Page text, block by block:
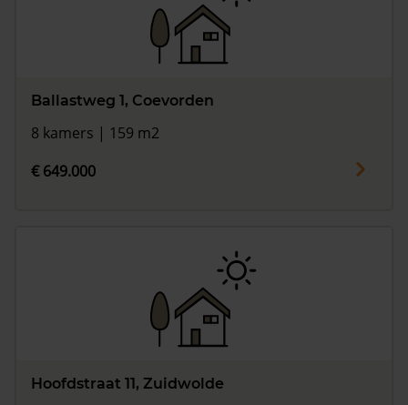
Ballastweg 1, Coevorden
8 kamers | 159 m2
€ 649.000
Hoofdstraat 11, Zuidwolde